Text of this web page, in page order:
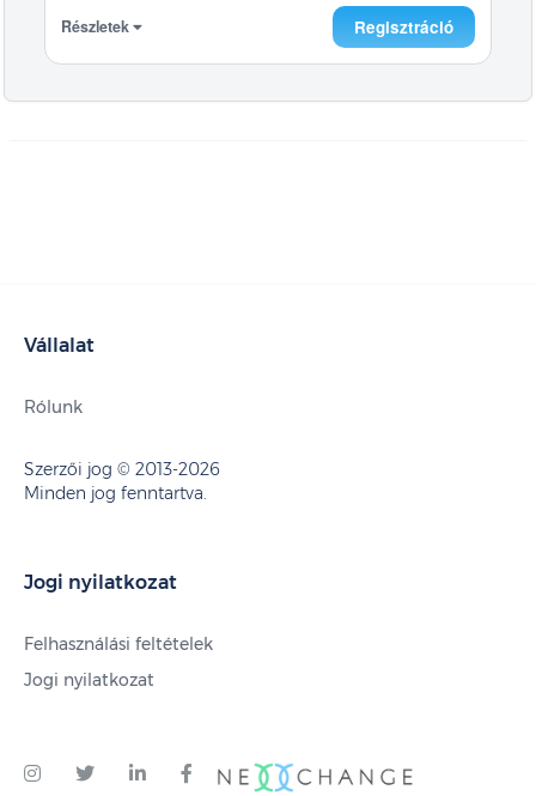
Részletek Regisztráció
Vállalat
Rólunk
Szerzői jog © 2013-2026
Minden jog fenntartva.
Jogi nyilatkozat
Felhasználási feltételek
Jogi nyilatkozat